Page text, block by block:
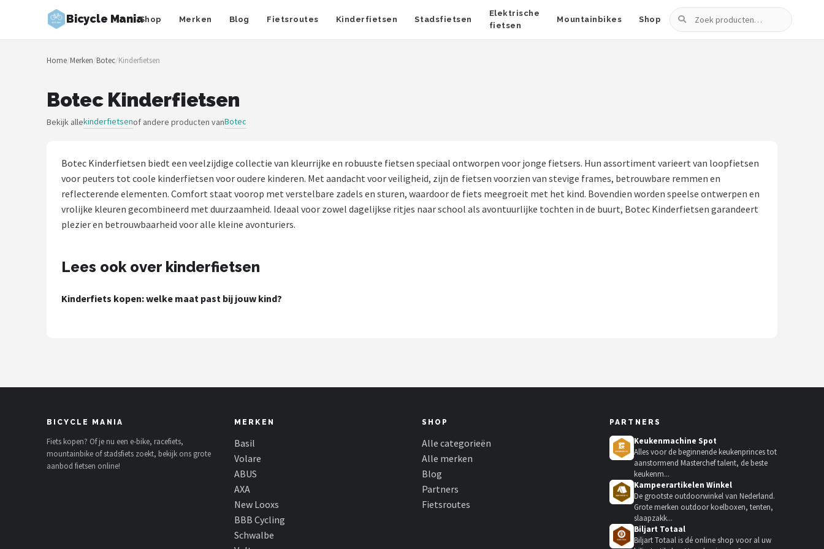
Bicycle ManiaShop Merken Blog Fietsroutes Kinderfietsen Stadsfietsen
Elektrische
fietsen
Mountainbikes Shop
Zoeken
Zoeken
NAVIGATIE
Merken
Fietsroutes
Kinderfietsen
Elektrische fietsen
Mountainbikes
Home/Merken/Botec/Kinderfietsen
Botec Kinderfietsen
Bekijk allekinderfietsenof andere producten vanBotec
Botec Kinderfietsen biedt een veelzijdige collectie van kleurrijke en robuuste fietsen speciaal ontworpen voor jonge fietsers. Hun assortiment varieert van loopfietsen
voor peuters tot coole kinderfietsen voor oudere kinderen. Met aandacht voor veiligheid, zijn de fietsen voorzien van stevige frames, betrouwbare remmen en
reflecterende elementen. Comfort staat voorop met verstelbare zadels en sturen, waardoor de fiets meegroeit met het kind. Bovendien worden speelse ontwerpen en
vrolijke kleuren gecombineerd met duurzaamheid. Ideaal voor zowel dagelijkse ritjes naar school als avontuurlijke tochten in de buurt, Botec Kinderfietsen garandeert
plezier en betrouwbaarheid voor alle kleine avonturiers.
Lees ook over kinderfietsen
Kinderfiets kopen: welke maat past bij jouw kind?
BICYCLE MANIA
Fiets kopen? Of je nu een e-bike, racefiets,
mountainbike of stadsfiets zoekt, bekijk ons grote
aanbod fietsen online!
MERKEN
Basil
Volare
ABUS
AXA
New Looxs
BBB Cycling
Schwalbe
SHOP
Alle categorieën
Alle merken
Blog
Partners
Fietsroutes
PARTNERS
Keukenmachine Spot
Alles voor de beginnende keukenprinces tot
aanstormend Masterchef talent, de beste
keukenm...
Kampeerartikelen Winkel
De grootste outdoorwinkel van Nederland.
Grote merken outdoor koelboxen, tenten,
slaapzakk...
Biljart Totaal
Biljart Totaal is dé online shop voor al uw